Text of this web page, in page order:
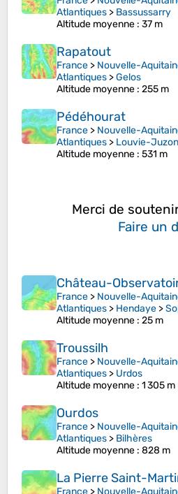
Atlantiques > Bassussarry
Altitude moyenne : 37 m
Rapatout
France > Nouvelle-
Atlantiques >Gelos
Altitude moyenne : 255 m
Pédéhourat
France > Nouvelle-
Atlantiques > Louvie-Juzon
Altitude moyenne : 531 m
Merci de
Faire un
Château-
France > Nouvelle-
Atlantiques > Hendaye >
Altitude moyenne : 25 m
Troussilh
France > Nouvelle-
Atlantiques > Urdos
Altitude moyenne : 1 305 m
Ourdos
France > Nouvelle-
Atlantiques > Bilhères
Altitude moyenne : 828 m
La Pierre Saint-
France > Nouvelle-